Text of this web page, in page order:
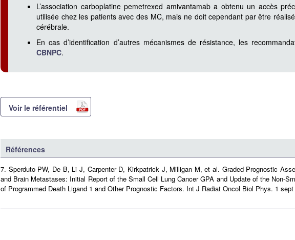
L’association carboplatine pemetrexed amivantamab a obtenu un accès
utilisée chez les patients avec des MC, mais ne doit cependant par être
cérébrale.
En cas d’identification d’autres mécanismes de résistance, les
CBNPC.
Voir le référentiel
Références
7. Sperduto PW, De B, Li J, Carpenter D, Kirkpatrick J, Milligan M, et al. Graded Prognostic
and Brain Metastases: Initial Report of the Small Cell Lung Cancer GPA and Update of the Non-
of Programmed Death Ligand 1 and Other Prognostic Factors. Int J Radiat Oncol Biol Phys. 1 sept